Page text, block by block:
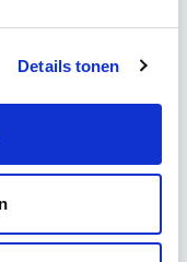
Details tonen
Trends
zijn
module